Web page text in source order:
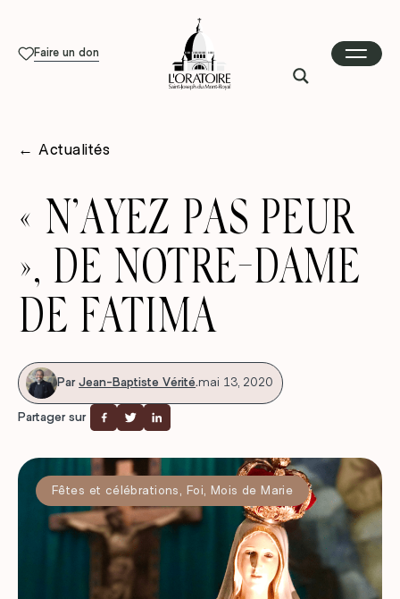
Faire un don
← Actualités
« N’AYEZ PAS PEUR
», DE NOTRE-DAME
DE FATIMA
Par Jean-Baptiste Vérité.mai 13, 2020
Partager sur
Fêtes et célébrations Foi Mois de Marie